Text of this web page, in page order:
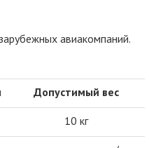
авиакомпаний.
Допустимый вес
10 кг